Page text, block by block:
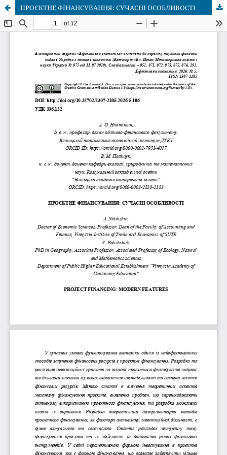
ПРОЄКТНЕ ФІНАНСУВАННЯ: СУЧАСНІ ОСОБЛИВОСТІ